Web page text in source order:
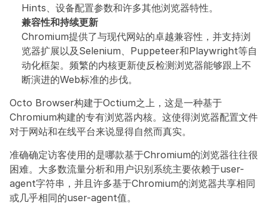
Hints、设备配置参数和许多其他浏览器特性。
兼容性和持续更新
Chromium提供了与现代网站的卓越兼容性，并支持浏
览器扩展以及Selenium、Puppeteer和Playwright等自
动化框架。频繁的内核更新使反检测浏览器能够跟上不
断演进的Web标准的步伐。
Octo Browser构建于Octium之上，这是一种基于
Chromium构建的专有浏览器内核。这使得浏览器配置文件
对于网站和在线平台来说显得自然而真实。
准确确定访客使用的是哪款基于Chromium的浏览器往往很
困难。大多数流量分析和用户识别系统主要依赖于user-
agent字符串，并且许多基于Chromium的浏览器共享相同
或几乎相同的user-agent值。